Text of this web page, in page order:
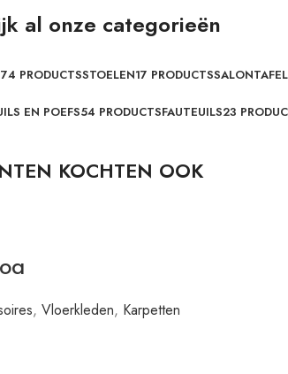
al onze categorieën
74 PRODUCTSSTOELEN17 PRODUCTS
EN POEFS54 PRODUCTSFAUTEUILS23
KOCHTEN OOK
, Vloerkleden, Karpetten